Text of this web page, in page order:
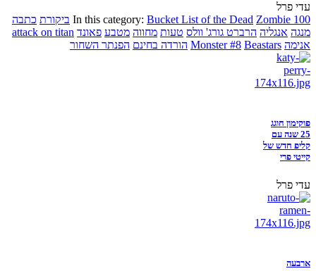
עדי פרל
In this category: Bucket List of the Dead Zombie 100 ביקורת כתבה
מנגה אנגליה הרברט גורג' וולס טעות מחווה מטבע פאונד attack on titan
אנימה
Monster #8 Beastars הורדה בחינם הפנתר השחור
פוקימון חוגג
25 שנה עם
קליפ חדש של
קייטי פרי
עדי פרל
ארבעה